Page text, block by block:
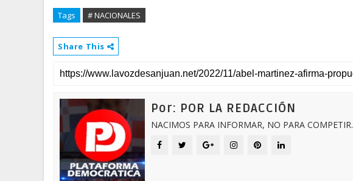
Tags # NACIONALES
Share This
Por: POR LA REDACCIÓN
NACIMOS PARA INFORMAR, NO PARA COMPETIR.